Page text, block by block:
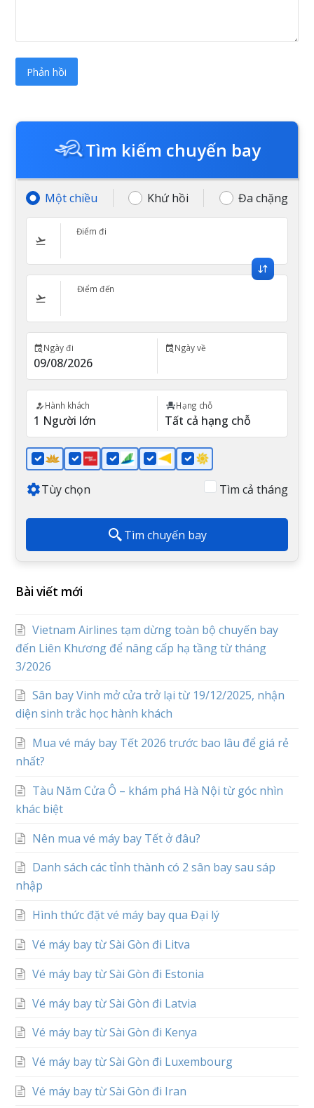
Tìm kiếm chuyến bay
Một chiều Khứ hồi Đa chặng
Điểm đi
Điểm đến
Ngày đi Ngày về
Hành khách Hạng chỗ
Tùy chọn Tìm cả tháng
Tìm chuyến bay
Bài viết mới
Vietnam Airlines tạm dừng toàn bộ chuyến bay
đến Liên Khương để nâng cấp hạ tầng từ tháng
3/2026
Sân bay Vinh mở cửa trở lại từ 19/12/2025, nhận
diện sinh trắc học hành khách
Mua vé máy bay Tết 2026 trước bao lâu để giá rẻ
nhất?
Tàu Năm Cửa Ô – khám phá Hà Nội từ góc nhìn
khác biệt
Nên mua vé máy bay Tết ở đâu?
Danh sách các tỉnh thành có 2 sân bay sau sáp
nhập
Hình thức đặt vé máy bay qua Đại lý
Vé máy bay từ Sài Gòn đi Litva
Vé máy bay từ Sài Gòn đi Estonia
Vé máy bay từ Sài Gòn đi Latvia
Vé máy bay từ Sài Gòn đi Kenya
Vé máy bay từ Sài Gòn đi Luxembourg
Vé máy bay từ Sài Gòn đi Iran